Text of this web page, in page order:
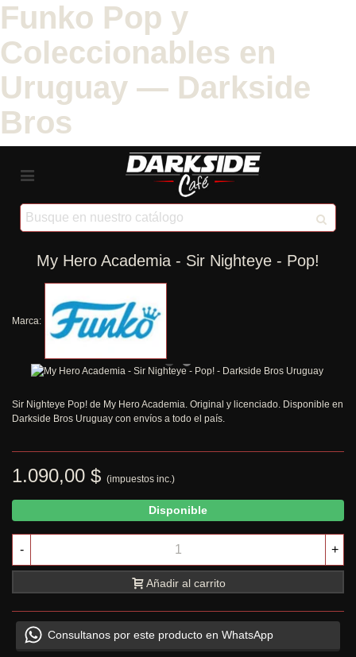
Funko Pop y
Coleccionables en
Uruguay — Darkside
Bros
My Hero Academia - Sir Nighteye - Pop!
Marca:
Sir Nighteye Pop! de My Hero Academia. Original y licenciado. Disponible en
Darkside Bros Uruguay con envíos a todo el país.
1.090,00 $ (impuestos inc.)
Disponible
- +
Añadir al carrito
Consultanos por este producto en WhatsApp